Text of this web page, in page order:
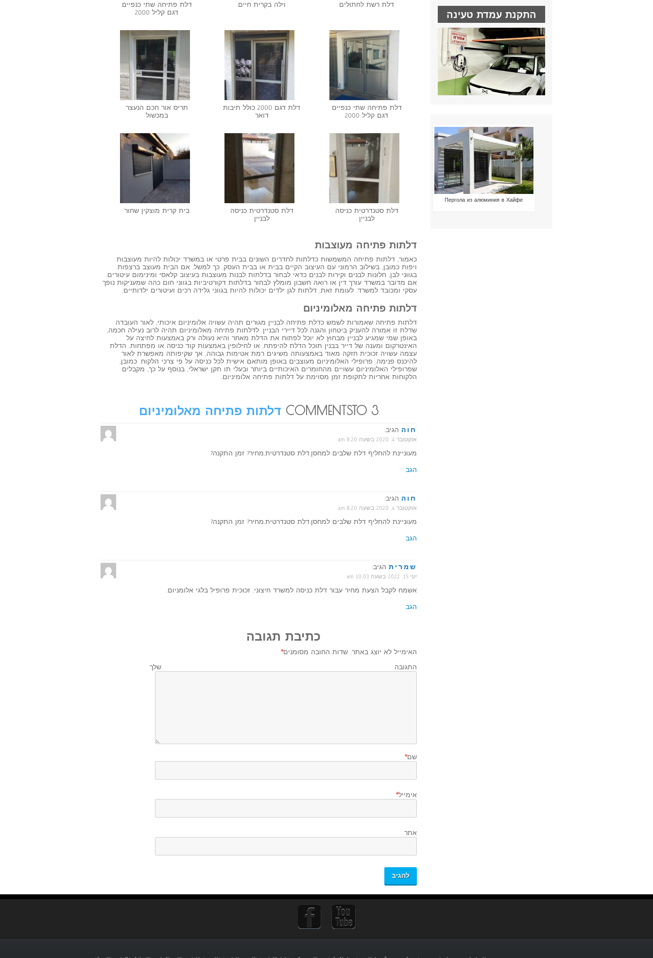
דלת רשת לחתולים וילה בקרית חיים‎
דלת פתיחה שתי כנפיים
דגם קליל 2000
דלת פתיחה שתי כנפיים
דגם קליל 2000
דלת דגם 2000 כולל תיבות
דואר
תריס אור חכם הנעצר
במכשול
דלת סטנדרטית כניסה
לבניין
דלת סטנדרטית כניסה
לבניין
בית קרית מוצקין שחור
דלתות פתיחה מעוצבות
כאמור, דלתות פתיחה המשמשות כדלתות לחדרים השונים בבית פרטי או במשרד יכולות להיות מעוצבות
ויפות כמובן, בשילוב הרמוני עם העיצוב הקיים בבית או בבית העסק. כך למשל, אם הבית מעוצב ברצפות
בגווני לבן, חלונות לבנים וקירות לבנים כדאי לבחור בדלתות לבנות מעוצבות בעיצוב קלאסי ומינימום עיטורים.
אם מדובר במשרד עורך דין או רואה חשבון מומלץ לבחור בדלתות דקורטיביות בגווני חום כהה שמעניקות נופך
עסקי ומכובד למשרד. לעומת זאת, דלתות לגן ילדים יכולות להיות בגווני גלידה רכים ועיטורים ילדותיים.
דלתות פתיחה מאלומיניום
דלתות פתיחה שאמורות לשמש כדלת פתיחה לבניין מגורים תהיה עשויה אלומיניום איכותי, לאור העובדה
שדלת זו אמורה להעניק ביטחון והגנה לכל דיירי הבניין. לדלתות פתיחה מאלומיניום תהיה לרוב נעילה חכמה,
באופן שמי שמגיע לבניין מבחוץ לא יוכל לפתוח את הדלת מאחר והיא נעולה ורק באמצעות לחיצה על
האינטרקום ומענה של דייר בבנין תוכל הדלת להיפתח, או לחילופין באמצעות קוד כניסה או מפתחות. הדלת
עצמה עשויה זכוכית חזקה מאוד באמצעותה משיגים רמת אטימות גבוהה, אך שקיפותה מאפשרת לאור
להיכנס פנימה. פרופילי האלומיניום מעוצבים באופן מותאם אישית לכל כניסה על פי צרכי הלקוח. כמובן,
שפרופילי האלומיניום עשויים מהחומרים האיכותיים ביותר ובעלי תו תקן ישראלי, בנוסף על כך, מקבלים
הלקוחות אחריות לתקופת זמן מסוימת על דלתות פתיחה אלומיניום.
3 COMMENTSTO דלתות פתיחה מאלומיניום
חוה הגיב:
אוקטובר 4, 2020 בשעה 8:20 am
מעוניינת להחליף דלת שלבים למחסן.דלת סטנדרטית.מחיר? זמן התקנה?
הגב
חוה הגיב:
אוקטובר 4, 2020 בשעה 8:20 am
מעוניינת להחליף דלת שלבים למחסן.דלת סטנדרטית.מחיר? זמן התקנה?
הגב
שמרית הגיב:
יוני 15, 2022 בשעה 10:03 am
אשמח לקבל הצעת מחיר עבור דלת כניסה למשרד חיצוני. זכוכית פרופיל בלגי אלומניום.
הגב
כתיבת תגובה
האימייל לא יוצג באתר. שדות החובה מסומנים*
התגובה שלך
שם*
אימייל*
אתר
התקנת עמדת טעינה
Пергола из алюминия в Хайфе